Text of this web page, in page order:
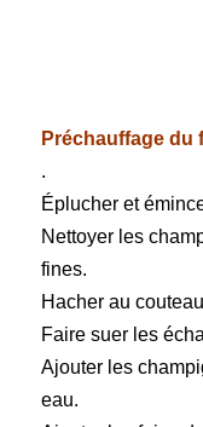
Préchauffage du
.
Éplucher et
Nettoyer les
fines.
Hacher au
Faire suer les
Ajouter les
eau.